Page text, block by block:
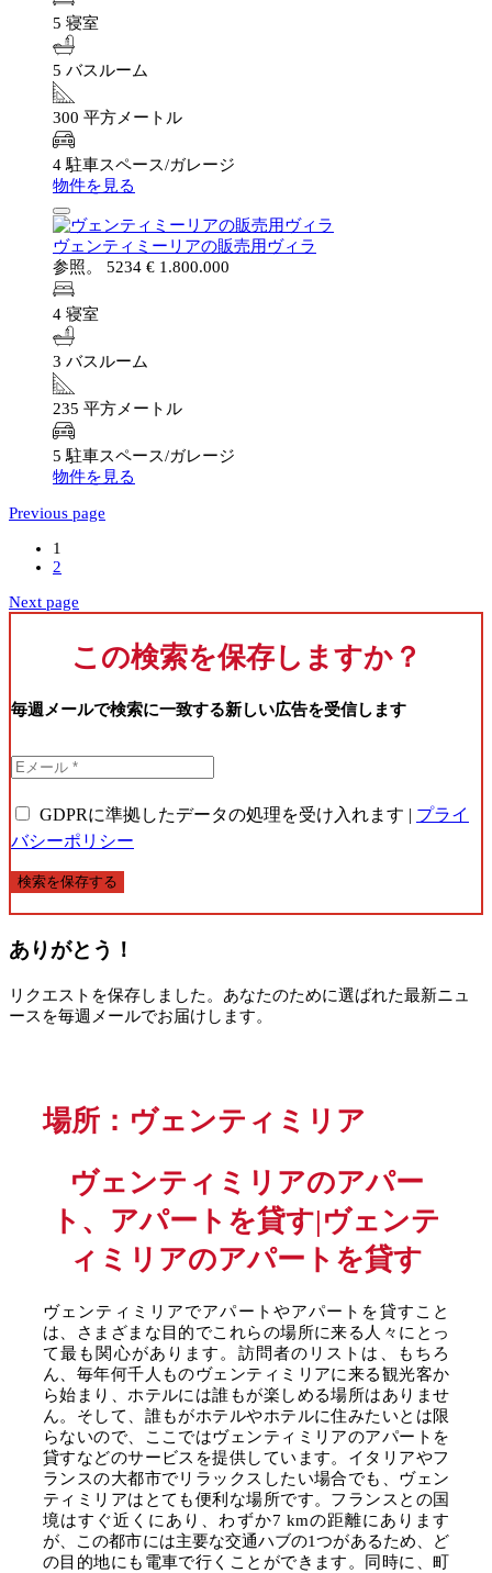
5 寝室
5 バスルーム
300 平方メートル
4 駐車スペース/ガレージ
物件を見る
ヴェンティミーリアの販売用ヴィラ
参照。 5234 € 1.800.000
4 寝室
3 バスルーム
235 平方メートル
5 駐車スペース/ガレージ
物件を見る
Previous page
1
2
Next page
この検索を保存しますか？
毎週メールで検索に一致する新しい広告を受信します
GDPRに準拠したデータの処理を受け入れます | プライ
バシーポリシー
検索を保存する
ありがとう！
リクエストを保存しました。あなたのために選ばれた最新ニュ
ースを毎週メールでお届けします。
場所：ヴェンティミリア
ヴェンティミリアのアパー
ト、アパートを貸す|ヴェンテ
ィミリアのアパートを貸す
ヴェンティミリアでアパートやアパートを貸すこと
は、さまざまな目的でこれらの場所に来る人々にとっ
て最も関心があります。訪問者のリストは、もちろ
ん、毎年何千人ものヴェンティミリアに来る観光客か
ら始まり、ホテルには誰もが楽しめる場所はありませ
ん。そして、誰もがホテルやホテルに住みたいとは限
らないので、ここではヴェンティミリアのアパートを
貸すなどのサービスを提供しています。イタリアやフ
ランスの大都市でリラックスしたい場合でも、ヴェン
ティミリアはとても便利な場所です。フランスとの国
境はすぐ近くにあり、わずか7 kmの距離にあります
が、この都市には主要な交通ハブの1つがあるため、ど
の目的地にも電車で行くことができます。同時に、町